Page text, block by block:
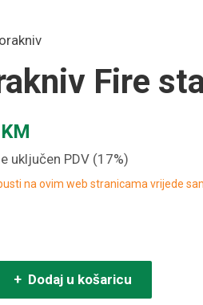
Fire
KM
uključen PDV (17%)
na ovim web stranicama vrijede
+ Dodaj u košaricu